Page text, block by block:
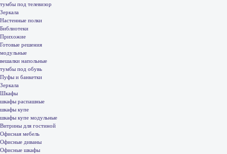
тумбы под телевизор
Зеркала
Настенные полки
Библиотеки
Прихожие
Готовые решения
модульные
вешалки напольные
тумбы под обувь
Пуфы и банкетки
Зеркала
Шкафы
шкафы распашные
шкафы купе
шкафы купе модульные
Витрины для гостиной
Офисная мебель
Офисные диваны
Офисные шкафы